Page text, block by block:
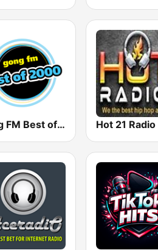
Gong FM Best of 2000 Hot 21 Radio